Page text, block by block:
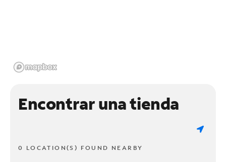
Encontrar una tienda
0 LOCATION(S) FOUND NEARBY